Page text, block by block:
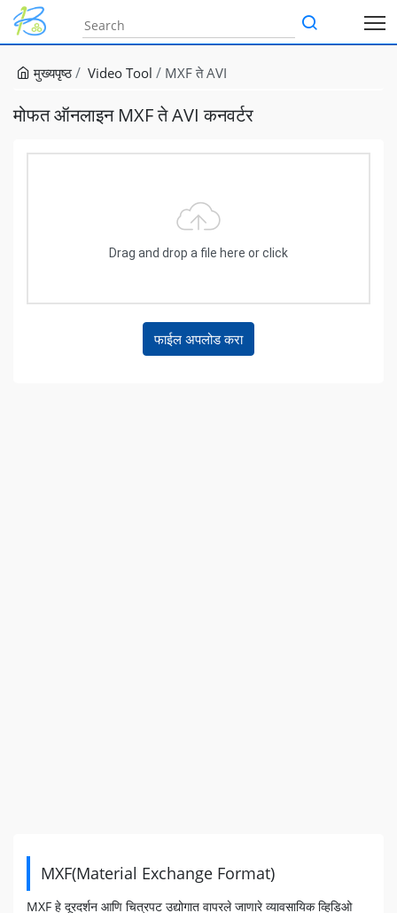
मुख्यपृष्ठ Video Tool MXF ते AVI
मोफत ऑनलाइन MXF ते AVI कनवर्टर
Drag and drop a file here or click
MXF(Material Exchange Format)
MXF हे दूरदर्शन आणि चित्रपट उद्योगात वापरले जाणारे व्यावसायिक व्हिडिओ